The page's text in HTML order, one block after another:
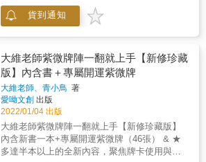
易演卦、天心正運、太乙神數、演禽星宿、六
壬奇門、四局龍運、通天竅馬、八仙會局、五
鬼運財、七政四餘、弧角天星、祿貴交馳、大
小會期、體用咸宜。」
一般姓名學之人格。其靈動代表人生命運之中
心，自己內心所潛藏之性格特質，有如八字命
求學過程之基礎運，在形家討論有如風水地理
之龍砂氣勢強弱吉凶。主運主頭腦思維、大環
境、祖德以及任何事情的開端。 二、副運 副運
即「名一＋名二」兩字之筆劃數，如一般所論
之地格。其靈動代表家庭運，對男人則論配偶
及子女關係，對女人而言則論家庭和子女之關
係。如此討論，如主運代表一生命運尤其是基
礎運，而副運則論夫妻配偶及子女等家庭運，
在外如在公司或機關則論與部屬之互動關係，
貨到通知
大維老師紫微牌陣一翻就上手【新修珍藏
版】內含書＋專屬開運紫微牌
大維老師、青小鳥 著
愛呦文創 出版
2022/01/04 出版
大維老師紫微牌陣一翻就上手【新修珍藏版】
內含新書一本+專屬開運紫微牌（46張） & ★
多達半本以上的全新內容，聚焦牌卡使用與牌